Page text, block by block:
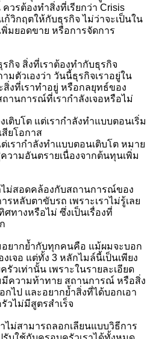
วรต้องทำสิ่งที่เรียกว่า Crisis
ก้วิกฤตให้กับธุรกิจ ไม่ว่าจะเป็นใน
มยอดขาย หรือการจัดการ
รกิจ สิ่งที่เราต้องทำกับธุรกิจ
มตัวเองว่า วันนี้ธุรกิจเราอยู่ใน
งที่เราทำอยู่ หรือกลยุทธ์ของ
านการณ์ที่เรากำลังเจอหรือไม่
ติบโต แต่เรากำลังทำแบบตอนเริ่ม
สียโอกาส
เรากำลังทำแบบตอนเติบโต หมาย
วามอันตรายเนื่องจากต้นทุนเพิ่ม
ไม่สอดคล้องกับสถานการณ์ของ
รหลับตาขับรถ เพราะเราไม่รู้เลย
ศทางหรือไม่ ซึ่งเป็นเรื่องที่
ยากย้ำกับทุกคนคือ แม้ผมจะบอก
จอ แต่ทั้ง 3 หลักไมล์นี้เป็นเพียง
วเท่านั้น เพราะในรายละเอียด
ความท้าทาย สถานการณ์ หรือสิ่ง
ไป และอยากย้ำสิ่งที่ได้บอกเอา
วไม่มีสูตรสำเร็จ
ไม่สามารถลอกเลียนแบบวิธีการ